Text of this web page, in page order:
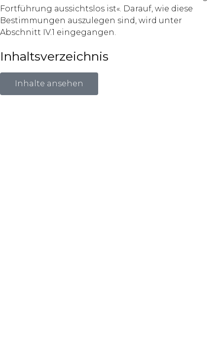
Fortführung aussichtslos ist«. Darauf, wie diese
Bestimmungen auszulegen sind, wird unter
Abschnitt IV.1 eingegangen.
Inhaltsverzeichnis
Inhalte ansehen